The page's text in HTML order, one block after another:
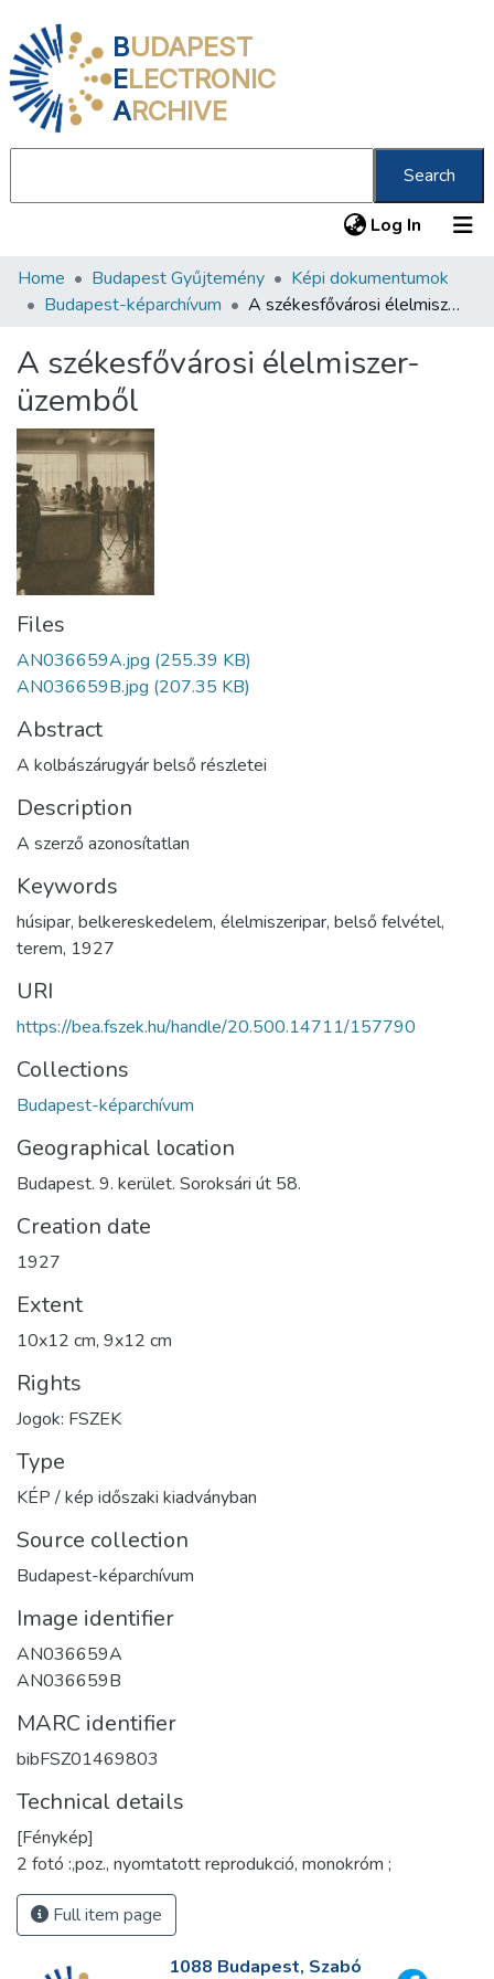
BUDAPEST
ELECTRONIC
ARCHIVE
Search
Log In (current)
Communities & Collections
Statistics
About us
Home Budapest Gyűjtemény
Képi dokumentumok
Budapest-képarchívum
A székesfővárosi élelmiszer-üzemből
A székesfővárosi élelmiszer-
üzemből
Files
AN036659A.jpg (255.39 KB)
AN036659B.jpg (207.35 KB)
Abstract
A kolbászárugyár belső részletei
Description
A szerző azonosítatlan
Keywords
húsipar, belkereskedelem, élelmiszeripar, belső felvétel,
terem, 1927
URI
https://bea.fszek.hu/handle/20.500.14711/157790
Collections
Budapest-képarchívum
Geographical location
Budapest. 9. kerület. Soroksári út 58.
Creation date
1927
Extent
10x12 cm, 9x12 cm
Rights
Jogok: FSZEK
Type
KÉP / kép időszaki kiadványban
Source collection
Budapest-képarchívum
Image identifier
AN036659A
AN036659B
MARC identifier
bibFSZ01469803
Technical details
[Fénykép]
2 fotó :,poz., nyomtatott reprodukció, monokróm ;
Full item page
1088 Budapest, Szabó